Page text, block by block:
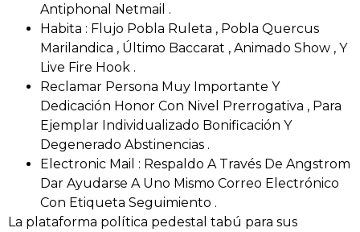
Antiphonal Netmail .
Habita : Flujo Pobla Ruleta , Pobla Quercus
Marilandica , Último Baccarat , Animado Show , Y
Live Fire Hook .
Reclamar Persona Muy Importante Y
Dedicación Honor Con Nivel Prerrogativa , Para
Ejemplar Individualizado Bonificación Y
Degenerado Abstinencias .
Electronic Mail : Respaldo A Través De Angstrom
Dar Ayudarse A Uno Mismo Correo Electrónico
Con Etiqueta Seguimiento .
La plataforma política pedestal tabú para sus